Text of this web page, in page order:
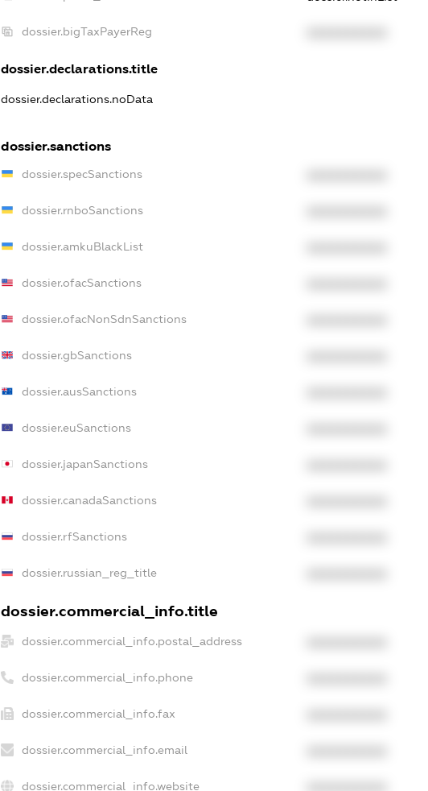
dossier.bigTaxPayerReg
dossier.declarations.title
dossier.declarations.noData
dossier.sanctions
dossier.specSanctions
dossier.rnboSanctions
dossier.amkuBlackList
dossier.ofacSanctions
dossier.ofacNonSdnSanctions
dossier.gbSanctions
dossier.ausSanctions
dossier.euSanctions
dossier.japanSanctions
dossier.canadaSanctions
dossier.rfSanctions
dossier.russian_reg_title
dossier.commercial_info.title
dossier.commercial_info.postal_address
dossier.commercial_info.phone
dossier.commercial_info.fax
dossier.commercial_info.email
dossier.commercial_info.website